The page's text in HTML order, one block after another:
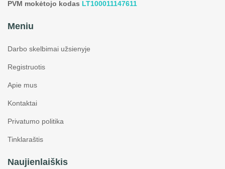
PVM mokėtojo kodas LT100011147611
Meniu
Darbo skelbimai užsienyje
Registruotis
Apie mus
Kontaktai
Privatumo politika
Tinklaraštis
Naujienlaiškis